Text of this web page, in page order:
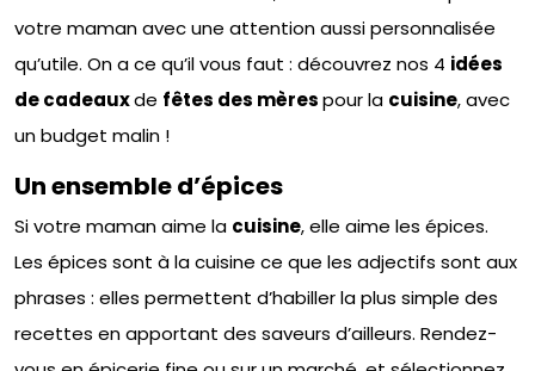
votre maman avec une attention aussi personnalisée
qu’utile. On a ce qu’il vous faut : découvrez nos 4 idées
de cadeauxde fêtes des mèrespour la cuisine, avec
un budget malin !
Un ensemble d’épices
Si votre maman aime la cuisine, elle aime les épices.
Les épices sont à la cuisine ce que les adjectifs sont aux
phrases : elles permettent d’habiller la plus simple des
recettes en apportant des saveurs d’ailleurs. Rendez-